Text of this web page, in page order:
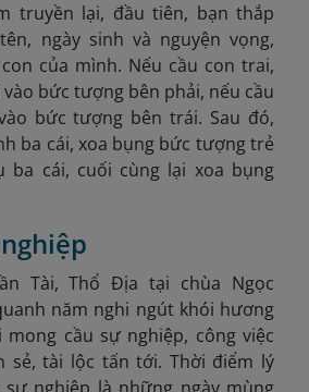
truyền lại, đầu tiên, bạn thắp
ngày sinh và nguyện vọng,
của mình. Nếu cầu con trai,
bức tượng bên phải, nếu cầu
bức tượng bên trái. Sau đó,
ba cái, xoa bụng bức tượng trẻ
ba cái, cuối cùng lại xoa bụng
Tài, Thổ Địa tại chùa Ngọc
năm nghi ngút khói hương
cầu sự nghiệp, công việc
sẻ, tài lộc tấn tới. Thời điểm lý